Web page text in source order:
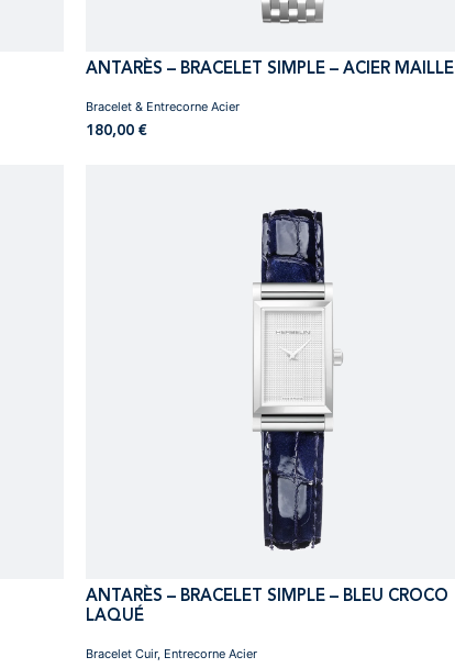
ANTARÈS – BRACELET SIMPLE – ACIER MAILLE
180,00€
Bracelet & Entrecorne Acier
ANTARÈS – BRACELET SIMPLE – BLEU CROCO
LAQUÉ
Bracelet Cuir, Entrecorne Acier